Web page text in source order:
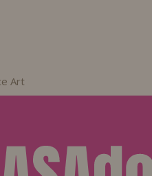
Art